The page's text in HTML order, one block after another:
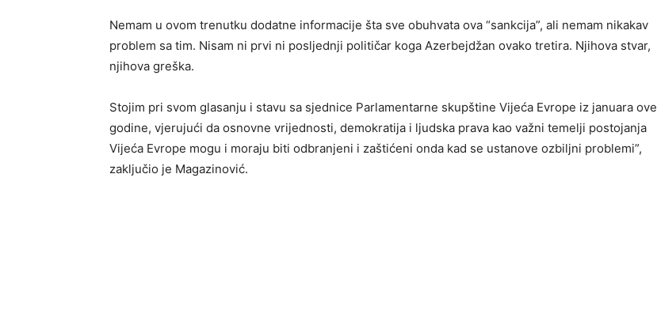
Nemam u ovom trenutku dodatne informacije šta sve obuhvata ova “sankcija”, ali nemam nikakav
problem sa tim. Nisam ni prvi ni posljednji političar koga Azerbejdžan ovako tretira. Njihova stvar,
njihova greška.
Stojim pri svom glasanju i stavu sa sjednice Parlamentarne skupštine Vijeća Evrope iz januara ove
godine, vjerujući da osnovne vrijednosti, demokratija i ljudska prava kao važni temelji postojanja
Vijeća Evrope mogu i moraju biti odbranjeni i zaštićeni onda kad se ustanove ozbiljni problemi”,
zaključio je Magazinović.